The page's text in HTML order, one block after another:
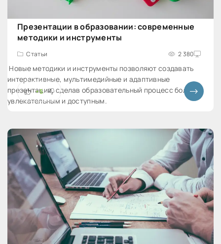
Презентации в образовании: современные
методики и инструменты
Статьи 2 380
Новые методики и инструменты позволяют создавать
интерактивные, мультимедийные и адаптивные
презентации, сделав образовательный процесс более
увлекательным и доступным.
+5